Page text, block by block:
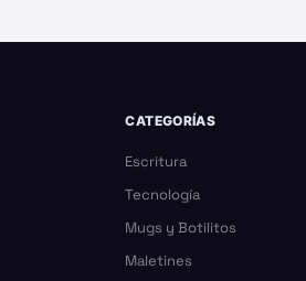
CATEGORÍAS
Escritura
Tecnología
Mugs y Botilitos
Maletines